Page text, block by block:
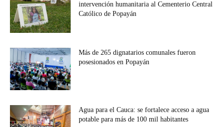
intervención humanitaria al Cementerio Central
Católico de Popayán
Más de 265 dignatarios comunales fueron
posesionados en Popayán
Agua para el Cauca: se fortalece acceso a agua
potable para más de 100 mil habitantes